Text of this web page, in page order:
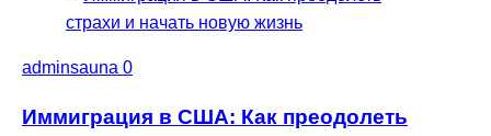
adminsauna 0
Иммиграция в США: Как преодолеть